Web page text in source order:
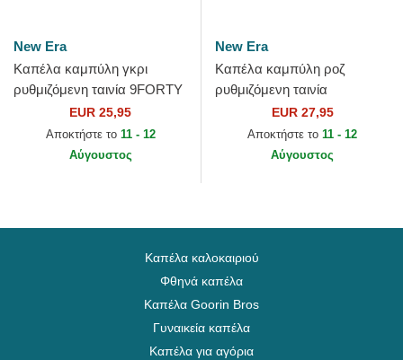
New Era
Καπέλα καμπύλη γκρι
ρυθμιζόμενη ταινία 9FORTY
Tonal από New York
Yankees MLB από New Era
EUR 25,95
Αποκτήστε το 11 - 12
Αύγουστος
New Era
Καπέλα καμπύλη ροζ
ρυθμιζόμενη ταινία
9TWENTY Pattern Spring
Training Fan Pack 2025 από
EUR 27,95
Αποκτήστε το 11 - 12
Αύγουστος
Καπέλα καλοκαιριού
Φθηνά καπέλα
Καπέλα Goorin Bros
Γυναικεία καπέλα
Καπέλα για αγόρια